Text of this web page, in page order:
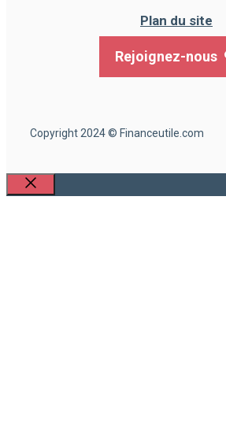
Plan du site
Rejoignez-nous
Copyright 2024 © Financeutile.com
Fermer